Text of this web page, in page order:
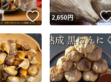
いいね！
2,650円